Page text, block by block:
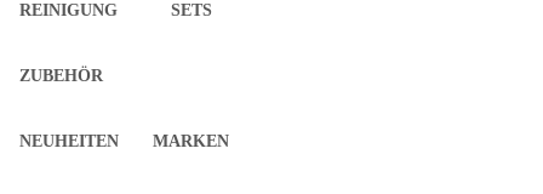
REINIGUNG SETS
ZUBEHÖR
NEUHEITEN MARKEN